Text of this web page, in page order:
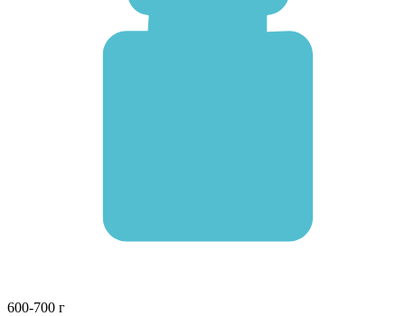
600-700 г